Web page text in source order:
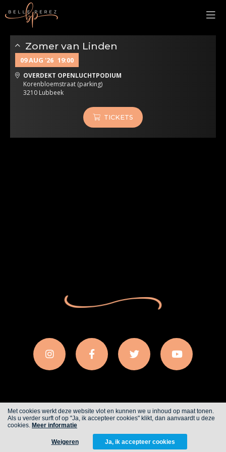
Zomer van Linden
09 AUG '26 19:00
OVERDEKT OPENLUCHTPODIUM
Korenbloemstraat (parking)
3210 Lubbeek
TICKETS
Cookies Privacy
FROM ALWAYS AWAKE
Met cookies werkt deze website vlot en kunnen we u inhoud op maat tonen.
Als u verder surft of op "Ja, ik accepteer cookies" klikt, dan aanvaardt u deze
cookies. Meer informatie
Weigeren Ja, ik accepteer cookies